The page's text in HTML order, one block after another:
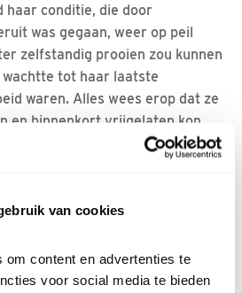
van cookies
om content en advertenties te
voor social media te bieden
conditie, die door
was gegaan, weer op peil
zelfstandig prooien zou kunnen
tot haar laatste
waren. Alles wees erop dat ze
en binnenkort vrijgelaten kon
Carolien Hommers
haar cloaca. Maandenlang was
haar herstel, ze was bijna klaar